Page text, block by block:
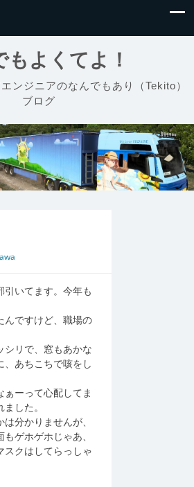
もよくてよ！
ンジニアのなんでもあり（Tekito）
ブログ
いてます。今年も
んですけど、職場の
シリで、窓もあかな
、あちこちで咳をし
ーって心配してま
した。
分かりませんが、
ゲホゲホじゃあ、
スクはしてらっしゃ